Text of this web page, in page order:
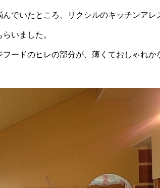
でいたところ、リクシルのキッチンア
いました。
ードのヒレの部分が、薄くておしゃれか